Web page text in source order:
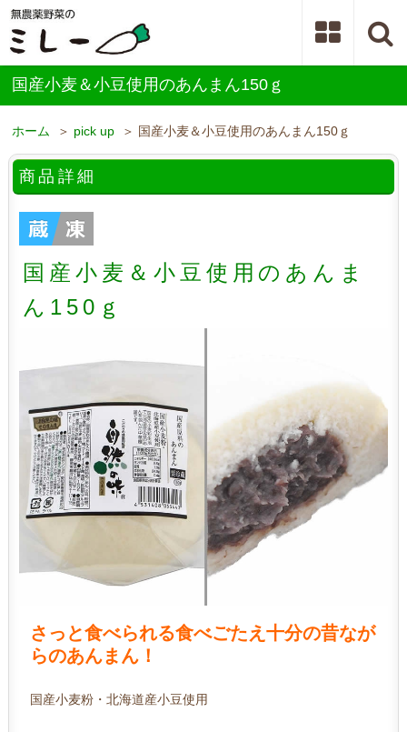
国産小麦＆小豆使用のあんまん150ｇ
ホーム ＞ pick up ＞ 国産小麦＆小豆使用のあんまん150ｇ
商品詳細
国産小麦＆小豆使用のあんま
ん150ｇ
さっと食べられる食べごたえ十分の昔なが
らのあんまん！
国産小麦粉・北海道産小豆使用